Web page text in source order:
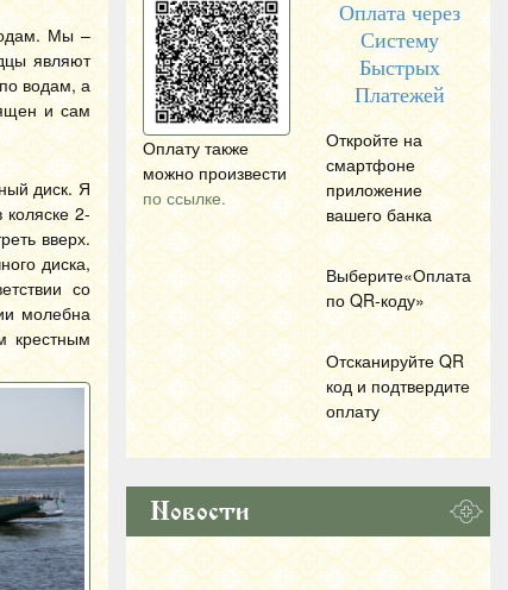
Мы –
являют
водам, а
и сам
диск. Я
2-
вверх.
диска,
со
молебна
крестным
Оплату также
можно произвести
по ссылке.
Оплата через
Систему
Быстрых
Платежей
Откройте на
смартфоне
приложение
вашего банка
Выберите«Оплата
по QR-коду»
Отсканируйте QR
код и подтвердите
оплату
Новости